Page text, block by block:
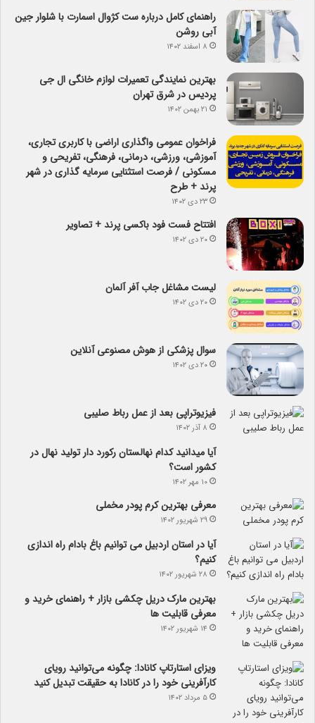
راهنمای کامل درباره ست کژوال اسمارت با شلوار جین
آبی روشن
۸ اسفند ۱۴۰۲
بهترین نمایندگی تعمیرات لوازم خانگی ال جی
پردیس در شرق تهران
۲۱ بهمن ۱۴۰۲
فراخوان عمومی واگذاری اراضی با کاربری تجاری،
آموزشی، ورزشی، درمانی، فرهنگی، تفریحی و
مسکونی / فرصت استثنایی سرمایه گذاری در شهر
پرند + طرح
۲۳ دی ۱۴۰۲
افتتاح فست فود باکسی پرند + تصاویر
۲۰ دی ۱۴۰۲
لیست مشاغل جاب آفر آلمان
۲۰ دی ۱۴۰۲
سوال پزشکی از هوش مصنوعی آنلاین
۲۰ دی ۱۴۰۲
فیزیوتراپی بعد از عمل رباط صلیبی
۸ آذر ۱۴۰۲
آیا می­دانید کدام نهالستان رکورد دار تولید نهال­ در
کشور است؟
۱۰ مهر ۱۴۰۲
معرفی بهترین کرم پودر مخملی
۲۹ شهریور ۱۴۰۲
آیا در استان اردبیل می توانیم باغ بادام راه اندازی
کنیم؟
۲۸ شهریور ۱۴۰۲
بهترین مارک دریل چکشی بازار + راهنمای خرید و
معرفی قابلیت ها
۱۴ شهریور ۱۴۰۲
ویزای استارتاپ کانادا: چگونه می‌توانید رویای
کارآفرینی خود را در کانادا به حقیقت تبدیل کنید
۵ مرداد ۱۴۰۲